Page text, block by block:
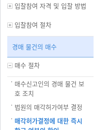
입찰참여 자격 및 입찰 방법
입찰참여 절차
경매 물건의 매수
매수 절차
매수신고인의 경매 물건 보
호 조치
법원의 매각허가여부 결정
매각허가결정에 대한 즉시